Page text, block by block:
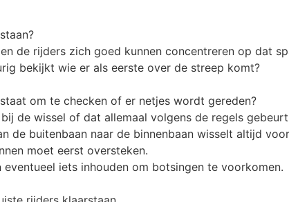
de rijders zich goed kunnen concentreren op dat
bekijkt wie er als eerste over de streep komt?
om te checken of er netjes wordt gereden?
de wissel of dat allemaal volgens de regels
de buitenbaan naar de binnenbaan wisselt altijd
moet eerst oversteken.
iets inhouden om botsingen te voorkomen.